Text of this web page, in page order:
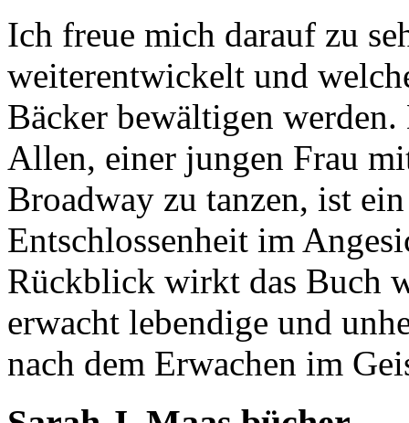
Ich freue mich darauf zu
weiterentwickelt und
Bäcker bewältigen
Allen, einer jungen Frau
Broadway zu tanzen, ist
Entschlossenheit im
Rückblick wirkt das Buch
erwacht lebendige und
nach dem Erwachen im